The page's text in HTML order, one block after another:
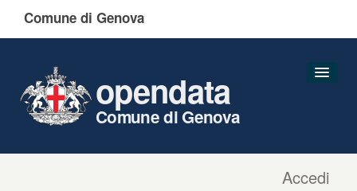
Comune di Genova
Accedi
opendata
Comune di Genova